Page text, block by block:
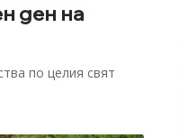
ден на
по целия свят